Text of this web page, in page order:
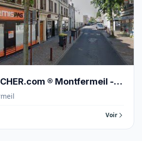
® Montfermeil -
Voir